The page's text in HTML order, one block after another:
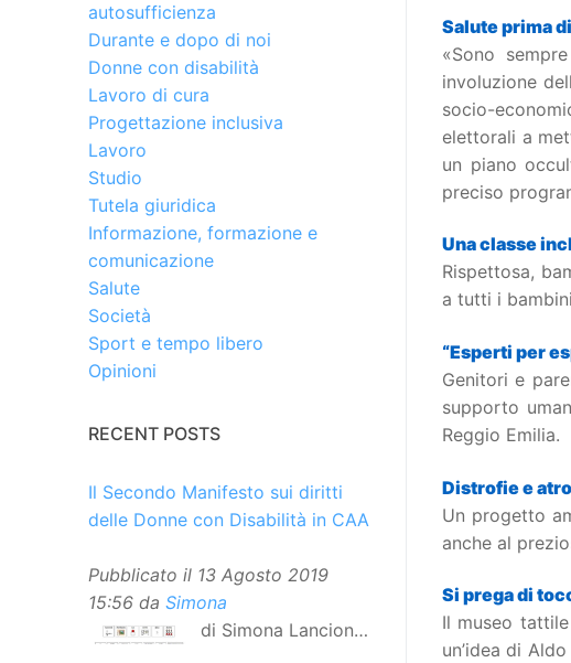
Salute prima
«Sono
involuzione
socio-
elettorali a
un piano
preciso
Una classe
Rispettosa,
a tutti i
“Esperti per
Genitori e
supporto
Reggio Emilia.
Distrofie e
Un progetto
anche al
Si prega di
Il museo
un’idea di
autosufficienza
Durante e dopo di noi
Donne con disabilità
Lavoro di cura
Progettazione inclusiva
Lavoro
Studio
Tutela giuridica
Informazione, formazione e
comunicazione
Salute
Società
Sport e tempo libero
Opinioni
RECENT POSTS
Il Secondo Manifesto sui diritti
delle Donne con Disabilità in CAA
Pubblicato il 13 Agosto 2019
15:56 da Simona
di Simona Lancioni,